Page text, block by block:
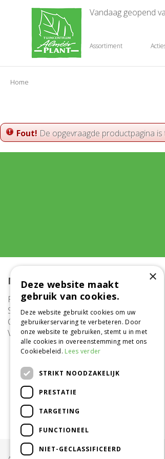
Home
Vandaag geopend
Assortiment
Fout! De opgevraagde productpagina
Meer informatie
FAQ
Service
Contact
Vacatures
×
Deze website maakt
gebruik van cookies.
Deze website gebruikt cookies om uw
gebruikerservaring te verbeteren. Door
onze website te gebruiken, stemt u in met
alle cookies in overeenstemming met ons
Cookiebeleid. Lees verder
STRIKT NOODZAKELIJK
PRESTATIE
TARGETING
FUNCTIONEEL
NIET-GECLASSIFICEERD